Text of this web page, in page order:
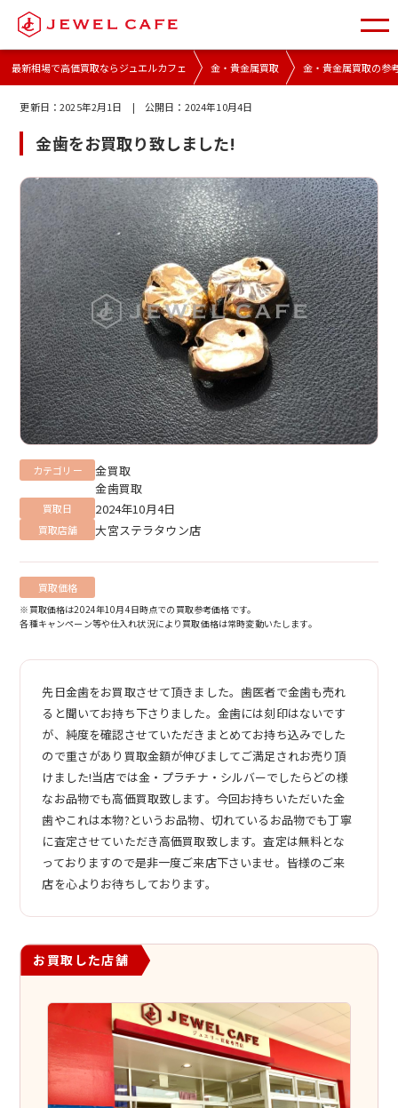
最新相場で高価買取ならジュエルカフェ 金・貴金属買取 金・貴金属買取の参
更新日：2025年2月1日 | 公開日： 2024年10月4日
金歯をお買取り致しました!
カテゴリー
金買取
金歯買取
買取日 2024年10月4日
買取店舗 大宮ステラタウン店
買取価格
※買取価格は2024年10月4日時点での買取参考価格です。
各種キャンペーン等や仕入れ状況により買取価格は常時変動いたします。
先日金歯をお買取させて頂きました。歯医者で金歯も売れ
ると聞いてお持ち下さりました。金歯には刻印はないです
が、純度を確認させていただきまとめてお持ち込みでした
ので重さがあり買取金額が伸びましてご満足されお売り頂
けました!当店では金・プラチナ・シルバーでしたらどの様
なお品物でも高価買取致します。今回お持ちいただいた金
歯やこれは本物?というお品物、切れているお品物でも丁寧
に査定させていただき高価買取致します。査定は無料とな
っておりますので是非一度ご来店下さいませ。皆様のご来
店を心よりお待ちしております。
お買取した店舗